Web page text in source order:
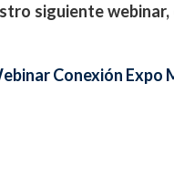
siguiente
Conexión Expo